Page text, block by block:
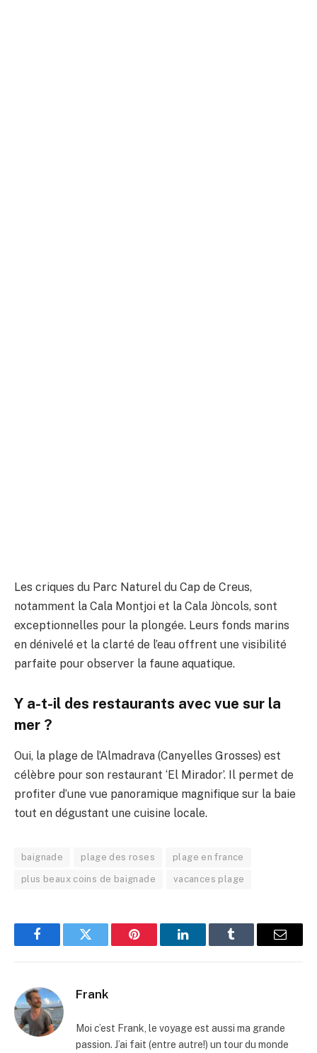
Les criques du Parc Naturel du Cap de Creus,
notamment la Cala Montjoi et la Cala Jòncols, sont
exceptionnelles pour la plongée. Leurs fonds marins
en dénivelé et la clarté de l’eau offrent une visibilité
parfaite pour observer la faune aquatique.
Y a-t-il des restaurants avec vue sur la
mer ?
Oui, la plage de l’Almadrava (Canyelles Grosses) est
célèbre pour son restaurant ‘El Mirador’. Il permet de
profiter d’une vue panoramique magnifique sur la baie
tout en dégustant une cuisine locale.
baignade plage des roses plage en france
plus beaux coins de baignade vacances plage
FacebookTwitter Pinterest LinkedInTumblr Email
Frank
Moi c’est Frank, le voyage est aussi ma grande
passion. J’ai fait (entre autre!) un tour du monde